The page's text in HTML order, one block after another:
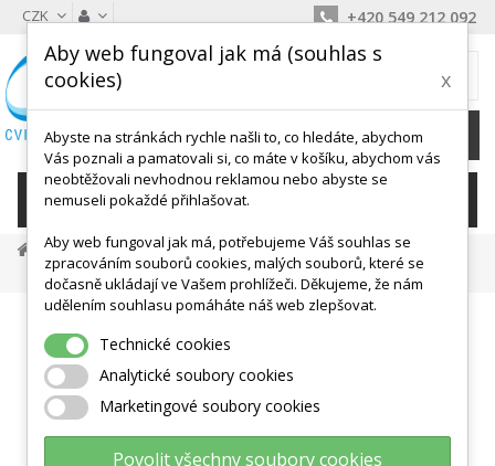
CZK +420 549 212 092
0 Kč
KATEGORIE
Gymnastické Míče Velké Míče
Velké Cvičební Míče
Míč Classic 75 Cm - GYMNIC
Aby web fungoval jak má (souhlas s
cookies)
x
Abyste na stránkách rychle našli to, co hledáte, abychom
Vás poznali a pamatovali si, co máte v košíku, abychom vás
neobtěžovali nevhodnou reklamou nebo abyste se
nemuseli pokaždé přihlašovat.
Aby web fungoval jak má, potřebujeme Váš souhlas se
zpracováním souborů cookies, malých souborů, které se
dočasně ukládají ve Vašem prohlížeči. Děkujeme, že nám
udělením souhlasu pomáháte náš web zlepšovat.
Technické cookies
Analytické soubory cookies
Marketingové soubory cookies
Povolit všechny soubory cookies